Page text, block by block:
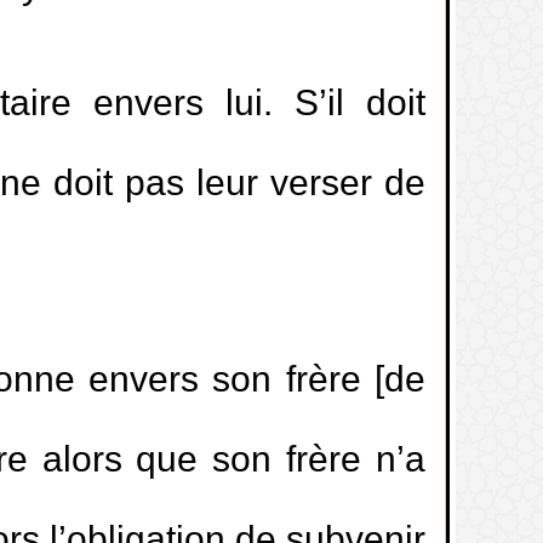
envers lui. S’il doit
doit pas leur verser de
envers son frère [de
alors que son frère n’a
mais ne trouve pas la réussite
à le même statut que
à la PlayStation?